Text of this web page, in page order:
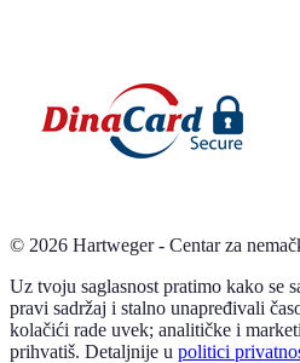
© 2026 Hartweger - Centar za
Uz tvoju saglasnost pratimo kako se
pravi sadržaj i stalno unapređivali
kolačići rade uvek; analitičke i
prihvatiš. Detaljnije u politici